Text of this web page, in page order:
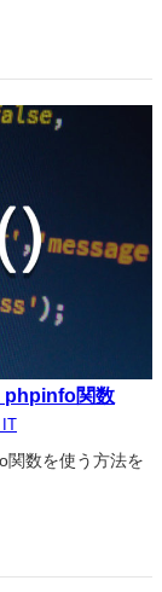
phpinfo関数
関数を使う方法を